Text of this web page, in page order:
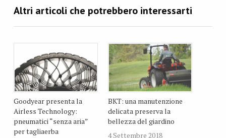
Goodyear presenta la
Airless Technology:
pneumatici “senza aria”
per tagliaerba
BKT: una manutenzione
delicata preserva la
bellezza del giardino
4 Settembre 2018